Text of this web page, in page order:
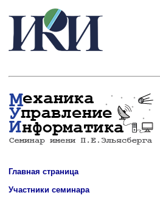
Главная страница
Участники семинара